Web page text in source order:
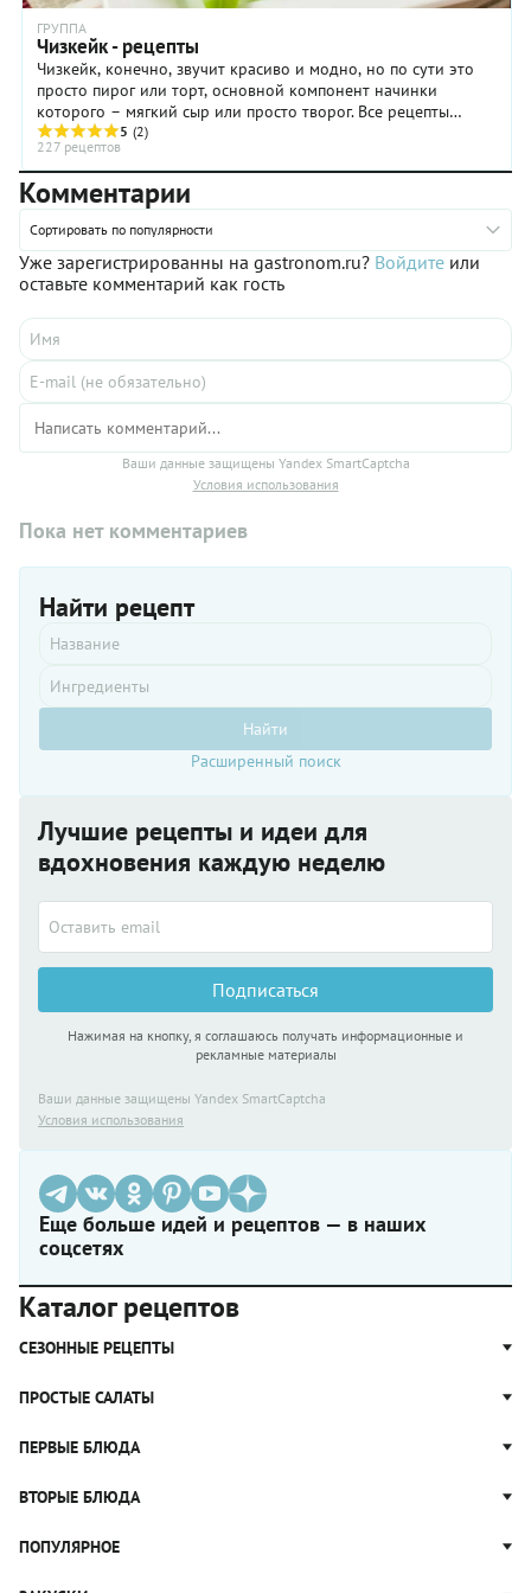
и
упругость.
ГРУППА
Чизкейк - рецепты
Чизкейк, конечно, звучит красиво и модно, но по сути это
просто пирог или торт, основной компонент начинки
которого – мягкий сыр или просто творог. Все рецепты
чизкейков можно разделить на две ...
5 (2)
227 рецептов
Комментарии
Сортировать по популярности
Уже зарегистрированны на gastronom.ru? Войдите или
оставьте комментарий как гость
Ваши данные защищены Yandex SmartCaptcha
Условия использования
Пока нет комментариев
Найти рецепт
Найти
Расширенный поиск
Лучшие рецепты и идеи для
вдохновения каждую неделю
Подписаться
Нажимая на кнопку, я соглашаюсь получать информационные и
рекламные материалы
Ваши данные защищены Yandex SmartCaptcha
Условия использования
Еще больше идей и рецептов — в наших
соцсетях
Каталог рецептов
СЕЗОННЫЕ РЕЦЕПТЫ
Рецепты из капусты
Рецепты с грибами
Яблочные пироги
Блюда из тыквы
ПРОСТЫЕ САЛАТЫ
Простые салаты
Салат Цезарь
Салат Нисуаз
ПЕРВЫЕ БЛЮДА
Щи
Рассольник
Гороховый суп
ВТОРЫЕ БЛЮДА
Котлеты
ПОПУЛЯРНОЕ
Пицца